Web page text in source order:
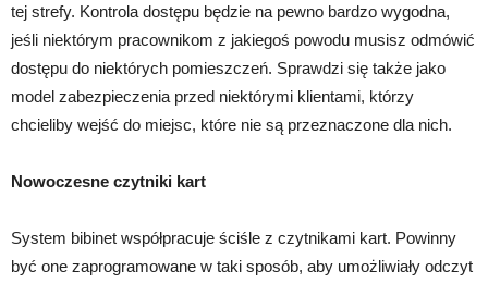
tej strefy. Kontrola dostępu będzie na pewno bardzo wygodna,
jeśli niektórym pracownikom z jakiegoś powodu musisz odmówić
dostępu do niektórych pomieszczeń. Sprawdzi się także jako
model zabezpieczenia przed niektórymi klientami, którzy
chcieliby wejść do miejsc, które nie są przeznaczone dla nich.
Nowoczesne czytniki kart
System bibinet współpracuje ściśle z czytnikami kart. Powinny
być one zaprogramowane w taki sposób, aby umożliwiały odczyt